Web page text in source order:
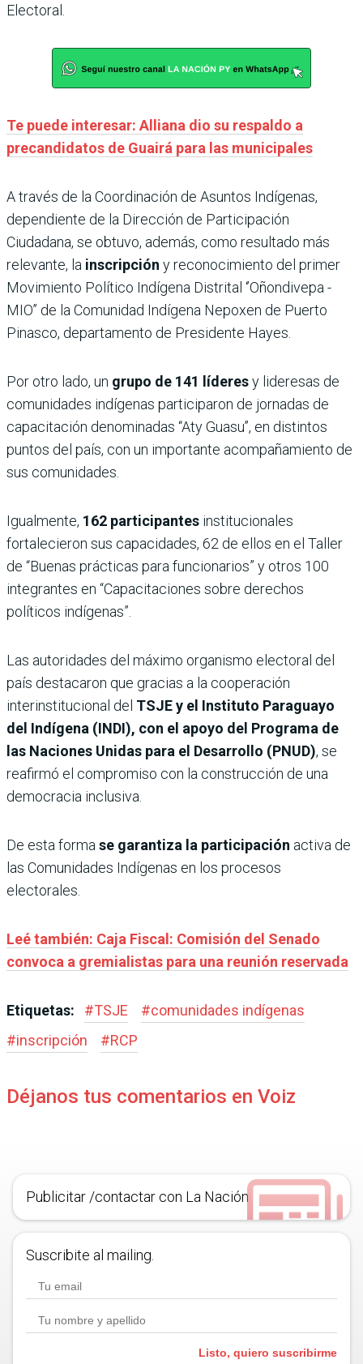
Electoral.
Te puede interesar: Alliana dio su respaldo a
precandidatos de Guairá para las municipales
A través de la Coordinación de Asuntos Indígenas,
dependiente de la Dirección de Participación
Ciudadana, se obtuvo, además, como resultado más
relevante, la inscripción y reconocimiento del primer
Movimiento Político Indígena Distrital ‘’Oñondivepa -
MIO’’ de la Comunidad Indígena Nepoxen de Puerto
Pinasco, departamento de Presidente Hayes.
Por otro lado, un grupo de 141 líderesy lideresas de
comunidades indígenas participaron de jornadas de
capacitación denominadas ‘‘Aty Guasu’’, en distintos
puntos del país, con un importante acompañamiento de
sus comunidades.
Igualmente, 162 participantes institucionales
fortalecieron sus capacidades, 62 de ellos en el Taller
de “Buenas prácticas para funcionarios” y otros 100
integrantes en “Capacitaciones sobre derechos
políticos indígenas”.
Las autoridades del máximo organismo electoral del
país destacaron que gracias a la cooperación
interinstitucional del TSJE y el Instituto Paraguayo
del Indígena (INDI), con el apoyo del Programa de
las Naciones Unidas para el Desarrollo (PNUD), se
reafirmó el compromiso con la construcción de una
democracia inclusiva.
De esta forma se garantiza la participación activa de
las Comunidades Indígenas en los procesos
electorales.
Leé también: Caja Fiscal: Comisión del Senado
convoca a gremialistas para una reunión reservada
Etiquetas: #TSJE #comunidades indígenas
#inscripción #RCP
Déjanos tus comentarios en Voiz
Publicitar /contactar con La Nación
Suscribite al mailing.
Listo, quiero suscribirme